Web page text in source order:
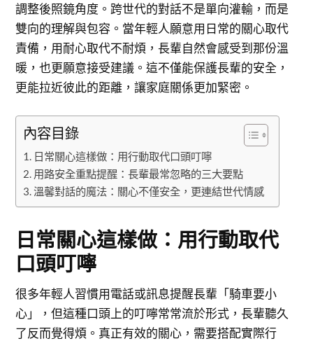
調整後照鏡角度。跨世代的對話不是單向灌輸，而是
雙向的理解與包容。當年輕人願意用日常的關心取代
責備，用耐心取代不耐煩，長輩自然會感受到那份溫
暖，也更願意接受建議。這不僅能保護長輩的安全，
更能拉近彼此的距離，讓家庭關係更加緊密。
內容目錄
日常關心這樣做：用行動取代口頭叮嚀
用路安全重點提醒：長輩最常忽略的三大要點
溫馨對話的魔法：關心不僅安全，更連結世代情感
日常關心這樣做：用行動取代
口頭叮嚀
很多年輕人習慣用電話或訊息提醒長輩「騎車要小
心」，但這種口頭上的叮嚀常常流於形式，長輩聽久
了反而覺得煩。真正有效的關心，需要搭配實際行